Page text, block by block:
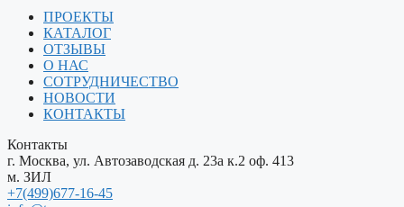
ПРОЕКТЫ
КАТАЛОГ
ОТЗЫВЫ
О НАС
СОТРУДНИЧЕСТВО
НОВОСТИ
КОНТАКТЫ
Контакты
г. Москва, ул. Автозаводская д. 23а к.2 оф. 413
м. ЗИЛ
+7(499)677-16-45